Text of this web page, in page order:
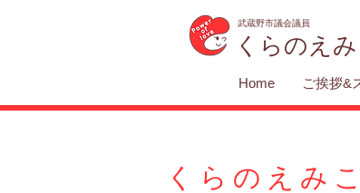
武蔵野市議会議員
くらのえみ
Home ご挨拶&
くらのえみ